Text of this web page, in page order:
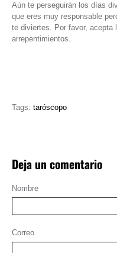
Aún te perseguirán los días
que eres muy responsable
te diviertes. Por favor, acepta
arrepentimientos.
Tags: taróscopo
Deja un comentario
Nombre
Correo